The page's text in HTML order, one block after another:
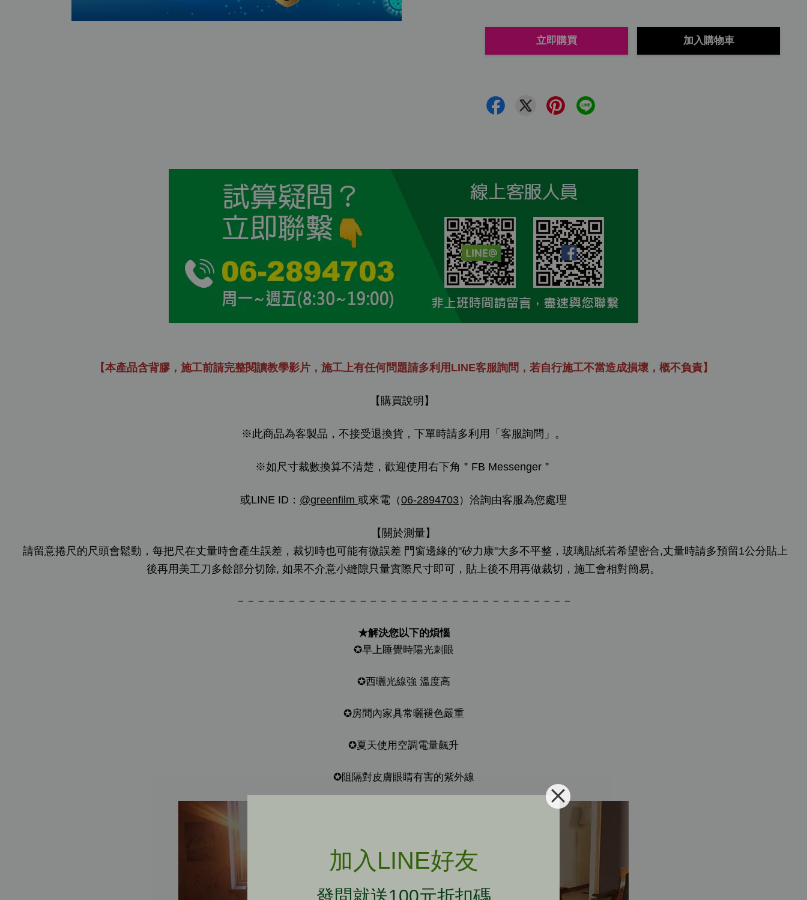
加入LINE好友
發問就送100元折扣碼
立即購買 加入購物車
【本產品含背膠，施工前請完整閱讀教學影片，施工上有任何問題請多利用LINE客服詢問，若自行施工不當造成損壞，概不負責】
【購買說明】
※此商品為客製品，不接受退換貨，下單時請多利用「客服詢問」。
※如尺寸裁數換算不清楚，歡迎使用右下角＂FB Messenger＂
或LINE ID： @greenfilm 或來電（06-2894703）洽詢由客服為您處理
【關於測量】
請留意捲尺的尺頭會鬆動，每把尺在丈量時會產生誤差，裁切時也可能有微誤差 門窗邊緣的"矽力康"大多不平整，玻璃貼紙若希望密合,丈量時請多預留1公分貼上
後再用美工刀多餘部分切除, 如果不介意小縫隙只量實際尺寸即可，貼上後不用再做裁切，施工會相對簡易。
－－－－－－－－－－－－－－－－－－－－－－－－－－－－－－－－－
★解決您以下的煩惱
✪早上睡覺時陽光刺眼
✪西曬光線強 溫度高
✪房間內家具常曬褪色嚴重
✪夏天使用空調電量飆升
✪阻隔對皮膚眼睛有害的紫外線